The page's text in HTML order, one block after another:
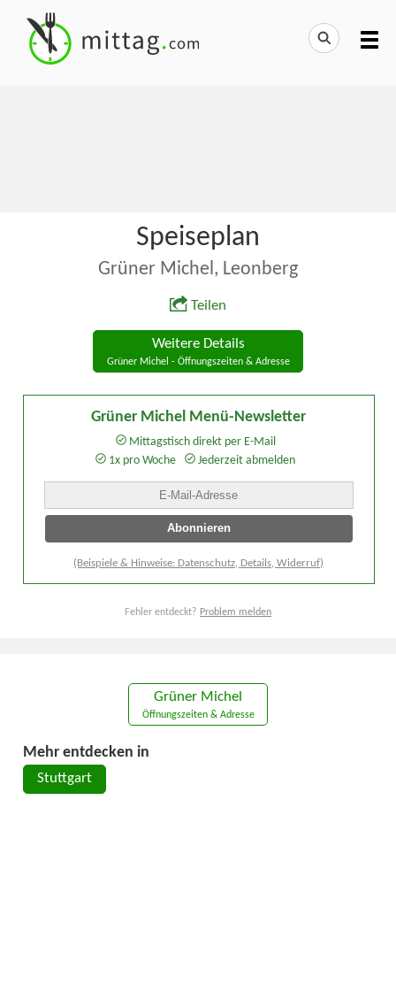
Speiseplan
Grüner Michel, Leonberg
Teilen
Weitere Details
Grüner Michel - Öffnungszeiten & Adresse
Grüner Michel Menü-Newsletter
Mittagstisch direkt per E-Mail
1x pro Woche
Jederzeit abmelden
(Beispiele & Hinweise: Datenschutz, Details, Widerruf)
Fehler entdeckt? Problem melden
Grüner Michel
Öffnungszeiten & Adresse
Mehr entdecken in
Stuttgart